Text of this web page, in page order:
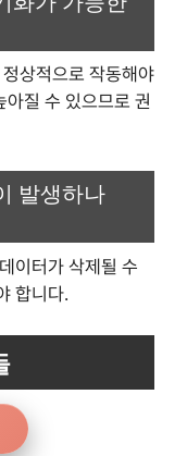
상적으로 작동해야
질 수 있으므로 권
발생하나
이터가 삭제될 수
합니다.